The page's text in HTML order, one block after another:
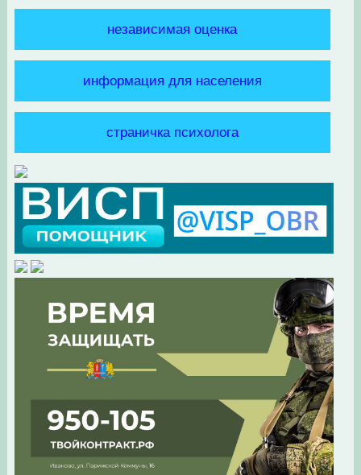
независимая оценка
информация для населения
страничка психолога